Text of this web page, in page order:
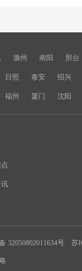
滁州 南阳 邢台
日照 泰安 绍兴
福州 厦门 沈阳
32050802011634号 苏